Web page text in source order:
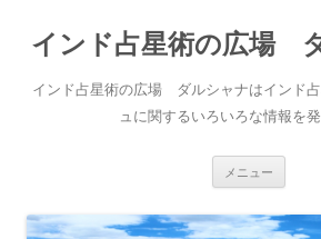
インド占星術の広場
インド占星術の広場 ダルシャナはインド
ュに関するいろいろな情報を
メニュー
ン
ツ